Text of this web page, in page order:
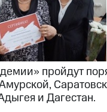
пройдут
и Дагестан.